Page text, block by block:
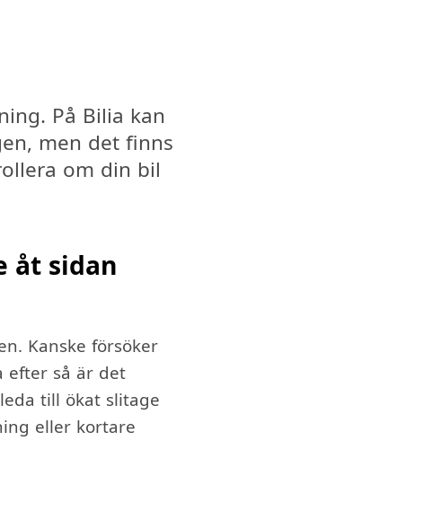
På Bilia kan
men det finns
om din bil
åt sidan
Kanske försöker
efter så är det
till ökat slitage
eller kortare